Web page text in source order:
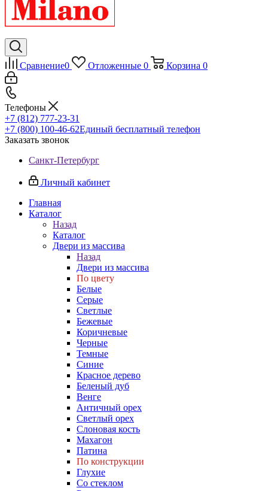
Сравнение0 Отложенные 0 Корзина 0
Телефоны
+7 (812) 777-23-31
+7 (800) 100-46-62Единый бесплатный телефон
Заказать звонок
Санкт-Петербург
Личный кабинет
Главная
Каталог
Назад
Каталог
Двери из массива
Назад
Двери из массива
По цвету
Белые
Серые
Светлые
Бежевые
Коричневые
Черные
Темные
Синие
Красное дерево
Беленый дуб
Венге
Античный орех
Светлый орех
Слоновая кость
Махагон
Патина
По конструкции
Глухие
Со стеклом